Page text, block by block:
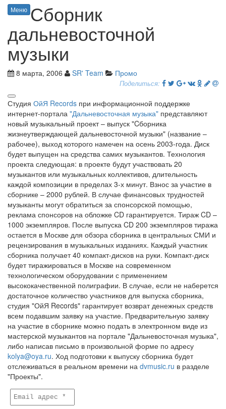
Меню Сборник
дальневосточной
музыки
8 марта, 2006 SR' Team Промо
Поделиться:
Студия ОйЯ Records при информационной поддержке
интернет-портала "Дальневосточная музыка" представляют
новый музыкальный проект – выпуск "Cборника
жизнеутверждающей дальневосточной музыки" (название –
рабочее), выход которого намечен на осень 2003-года. Диск
будет выпущен на средства самих музыкантов. Технология
проекта следующая: в проекте будут участвовать 20
музыкантов или музыкальных коллективов, длительность
каждой композиции в пределах 3-х минут. Взнос за участие в
сборнике – 2000 рублей. В случае финансовых трудностей
музыканты могут обратиться за спонсорской помощью,
реклама спонсоров на обложке CD гарантируется. Тираж CD –
1000 экземпляров. После выпуска CD 200 экземпляров тиража
остается в Москве для обзора сборника в центральных СМИ и
рецензирования в музыкальных изданиях. Каждый участник
сборника получает 40 компакт-дисков на руки. Компакт-диск
будет тиражироваться в Москве на современном
технологическом оборудовании с применением
высококачественной полиграфии. В случае, если не наберется
достаточное количество участников для выпуска сборника,
студия "ОйЯ Records" гарантирует возврат денежных средств
всем подавшим заявку на участие. Предварительную заявку
на участие в сборнике можно подать в электронном виде из
мастерской музыкантов на портале "Дальневосточная музыка",
либо написав письмо в произвольной форме по адресу
kolya@oya.ru. Ход подготовки к выпуску сборника будет
отслеживаться в реальном времени на dvmusic.ru в разделе
"Проекты".